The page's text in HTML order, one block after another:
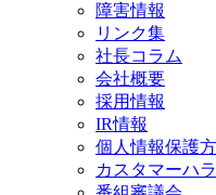
障害情報
リンク集
社長コラム
会社概要
採用情報
IR情報
個人情報保護
カスタマーハ